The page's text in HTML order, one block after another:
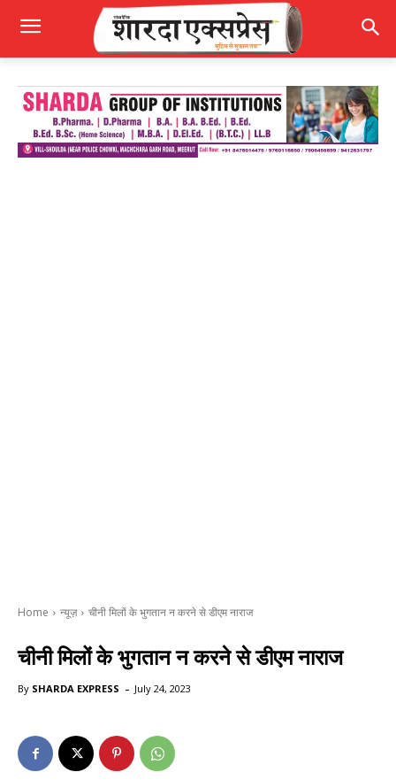
Home न्यूज़ चीनी मिलों के भुगतान न करने से डीएम नाराज
चीनी मिलों के भुगतान न करने से डीएम नाराज
By SHARDA EXPRESS - July 24, 2023